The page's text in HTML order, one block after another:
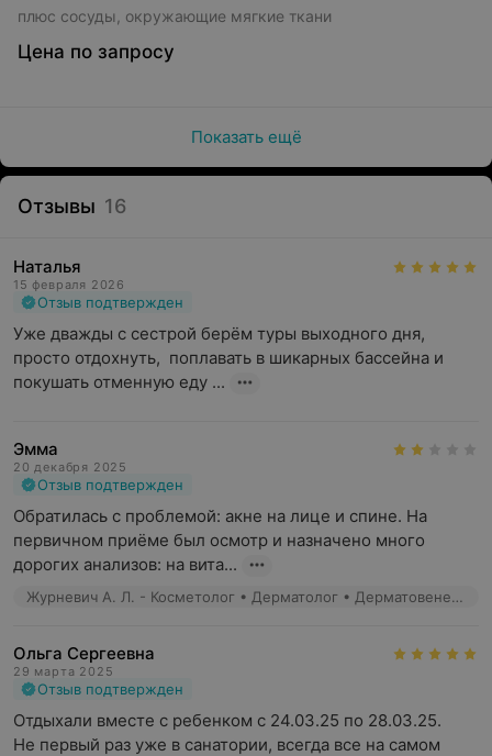
плюс сосуды, окружающие мягкие ткани
Цена по запросу
Показать ещё
Отзывы 16
Наталья
15 февраля 2026
Отзыв подтвержден
Уже дважды с сестрой берём туры выходного дня,
просто отдохнуть,  поплавать в шикарных бассейна и
покушать отменную еду ...
Эмма
20 декабря 2025
Отзыв подтвержден
Обратилась с проблемой: акне на лице и спине. На
первичном приёме был осмотр и назначено много
дорогих анализов: на вита...
Журневич А. Л. - Косметолог • Дерматолог • Дерматовенеролог
Ольга Сергеевна
29 марта 2025
Отзыв подтвержден
Отдыхали вместе с ребенком с 24.03.25 по 28.03.25.
Не первый раз уже в санатории, всегда все на самом